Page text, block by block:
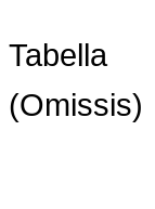
Tabella
(Omissis)